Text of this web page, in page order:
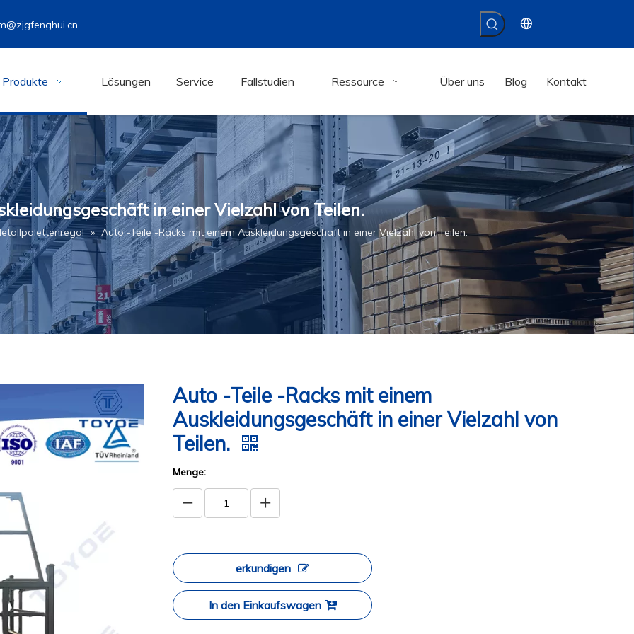
Produkte Lösungen Service Fallstudien Ressource Über uns Blog Kontakt
in einer Vielzahl von Teilen.
» Auto -Teile -Racks mit einem Auskleidungsgeschäft in einer Vielzahl von Teilen.
Auto -Teile -Racks mit einem
Auskleidungsgeschäft in einer Vielzahl von
Teilen.
Menge:
erkundigen
In den Einkaufswagen